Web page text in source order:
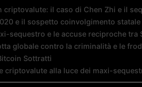
criptovalute: il caso di Chen Zhi e il
e il sospetto coinvolgimento statale
sequestro e le accuse reciproche tra
globale contro la criminalità e le
Sottratti
criptovalute alla luce dei maxi-